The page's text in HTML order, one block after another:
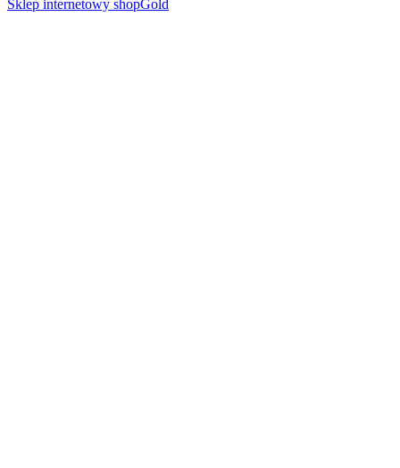
Sklep internetowy shopGold